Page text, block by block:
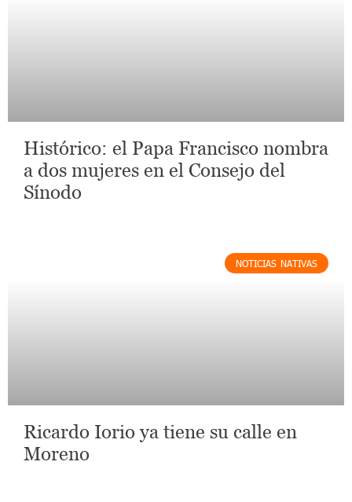
Histórico: el Papa Francisco nombra
a dos mujeres en el Consejo del
Sínodo
NOTICIAS NATIVAS
Ricardo Iorio ya tiene su calle en
Moreno